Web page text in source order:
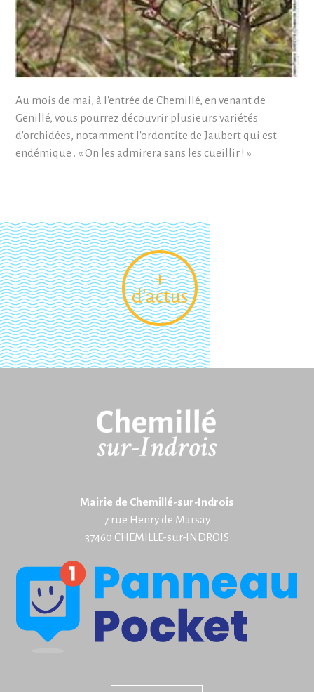
Au mois de mai, à l'entrée de Chemillé, en venant de
Genillé, vous pourrez découvrir plusieurs variétés
d'orchidées, notamment l'ordontite de Jaubert qui est
endémique . « On les admirera sans les cueillir ! »
+
d'actus
Mairie de Chemillé-sur-Indrois
7 rue Henry de Marsay
37460 CHEMILLE-sur-INDROIS